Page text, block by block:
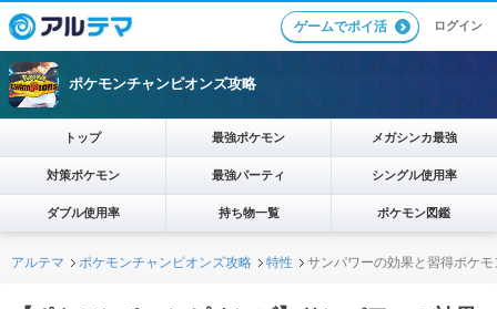
ゲームでポイ活 ログイン
ポケモンチャンピオンズ攻略
トップ 最強ポケモン メガシンカ最強
対策ポケモン 最強パーティ シングル使用率
ダブル使用率 持ち物一覧 ポケモン図鑑
アルテマ ポケモンチャンピオンズ攻略 特性 サンパワーの効果と習得ポケモ